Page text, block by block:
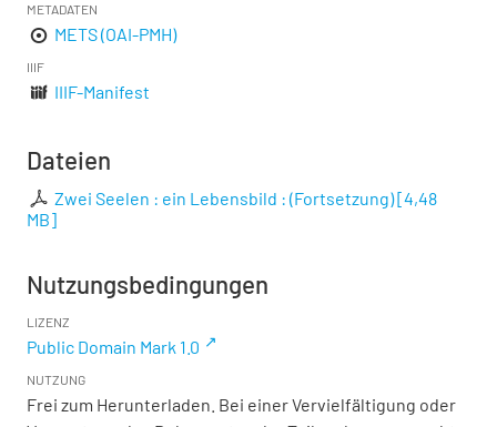
METADATEN
METS (OAI-PMH)
IIIF
IIIF-Manifest
Dateien
Zwei Seelen : ein Lebensbild : (Fortsetzung)[4,48
MB]
Nutzungsbedingungen
LIZENZ
Public Domain Mark 1.0
NUTZUNG
Frei zum Herunterladen. Bei einer Vervielfältigung oder